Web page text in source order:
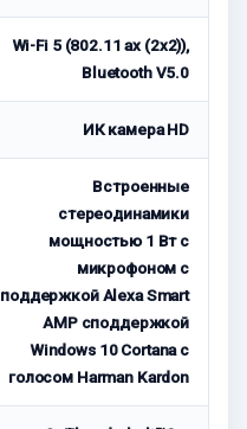
Wi-Fi 5 (802.11 ax (2x2)),
Bluetooth V5.0
ИК камера HD
Встроенные
стереодинамики
мощностью 1 Вт с
микрофоном с
поддержкой Alexa Smart
AMP споддержкой
Windows 10 Cortana с
голосом Harman Kardon